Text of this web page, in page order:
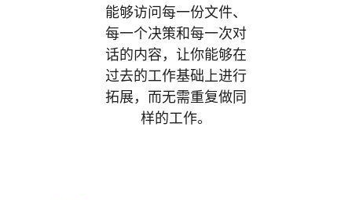
能够访问每一份文件、
每一个决策和每一次对
话的内容，让你能够在
过去的工作基础上进行
拓展，而无需重复做同
样的工作。